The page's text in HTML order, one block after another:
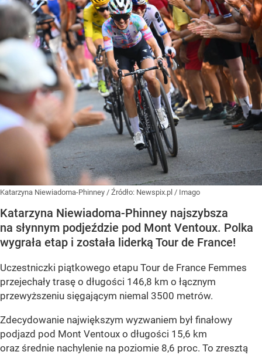
Katarzyna Niewiadoma-Phinney / Źródło: Newspix.pl / Imago
Katarzyna Niewiadoma-Phinney najszybsza
na słynnym podjeździe pod Mont Ventoux. Polka
wygrała etap i została liderką Tour de France!
Uczestniczki piątkowego etapu Tour de France Femmes
przejechały trasę o długości 146,8 km o łącznym
przewyższeniu sięgającym niemal 3500 metrów.
Zdecydowanie największym wyzwaniem był finałowy
podjazd pod Mont Ventoux o długości 15,6 km
oraz średnie nachylenie na poziomie 8,6 proc. To zresztą